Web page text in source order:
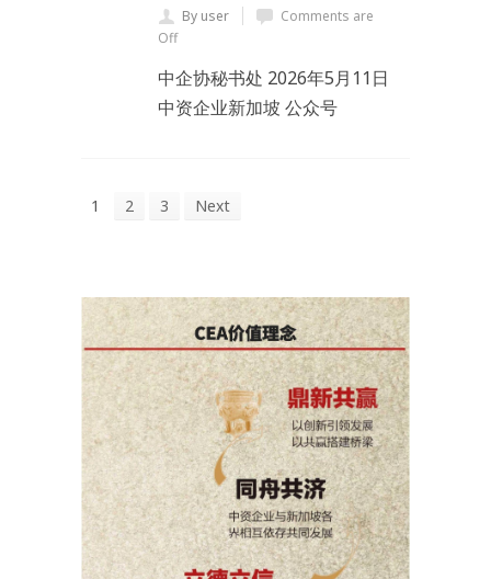
By user
Comments are
Off
中企协秘书处 2026年5月11日
中资企业新加坡 公众号
1 2 3 Next